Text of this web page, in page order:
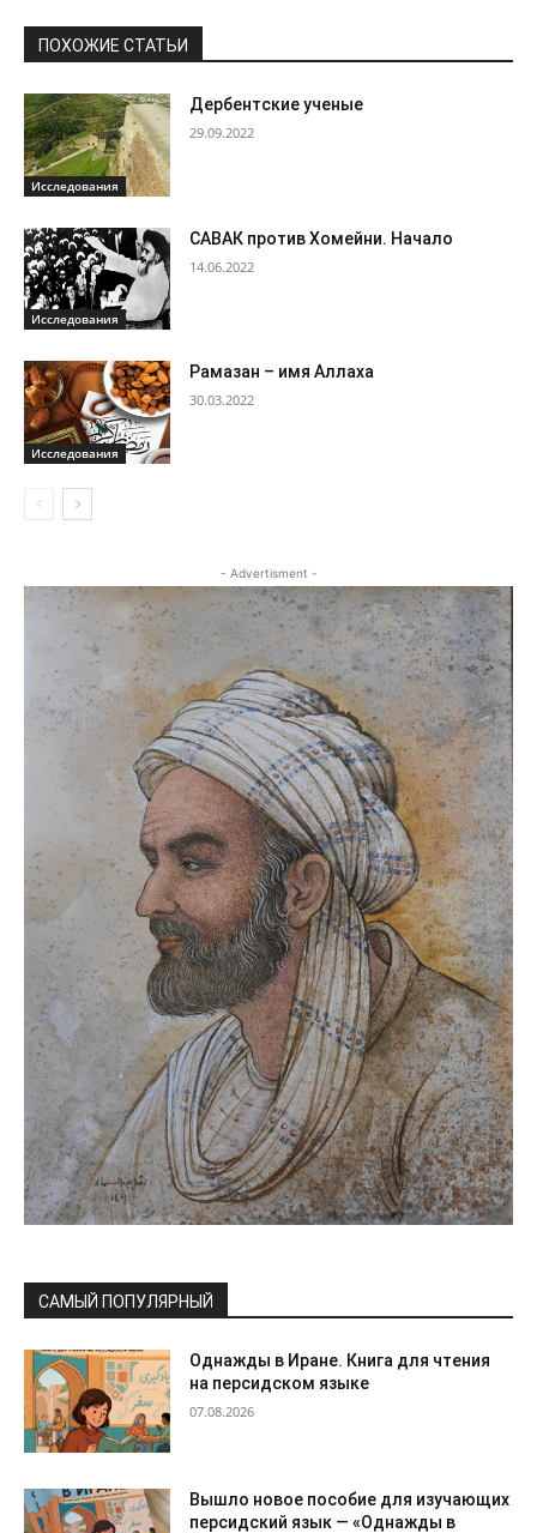
ПОХОЖИЕ СТАТЬИ
Исследования
Дербентские ученые
29.09.2022
Исследования
САВАК против Хомейни. Начало
14.06.2022
Исследования
Рамазан – имя Аллаха
30.03.2022
- Advertisment -
САМЫЙ ПОПУЛЯРНЫЙ
Однажды в Иране. Книга для чтения
на персидском языке
07.08.2026
Вышло новое пособие для изучающих
персидский язык — «Однажды в